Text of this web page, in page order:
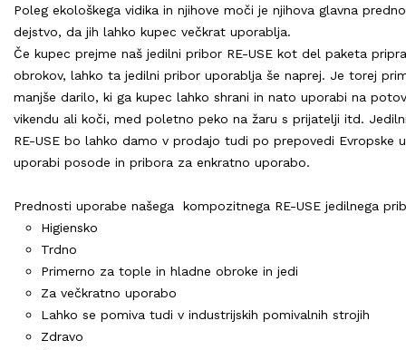
Poleg ekološkega vidika in njihove moči je njihova glavna
dejstvo, da jih lahko kupec večkrat uporablja.
Če kupec prejme naš jedilni pribor RE-USE kot del paketa
obrokov, lahko ta jedilni pribor uporablja še naprej. Je torej
manjše darilo, ki ga kupec lahko shrani in nato uporabi na
vikendu ali koči, med poletno peko na žaru s prijatelji itd.
RE-USE bo lahko damo v prodajo tudi po prepovedi Evropske
uporabi posode in pribora za enkratno uporabo.
Prednosti uporabe našega kompozitnega RE-USE jedilnega
Higiensko
Trdno
Primerno za tople in hladne obroke in jedi
Za večkratno uporabo
Lahko se pomiva tudi v industrijskih pomivalnih strojih
Zdravo